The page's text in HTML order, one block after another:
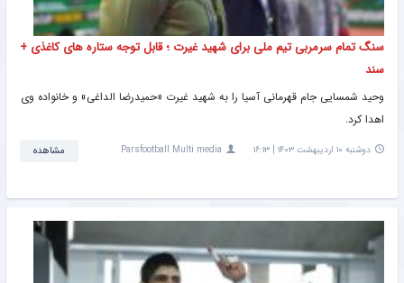
سنگ تمام سرمربی تیم ملی برای شهید غیرت ؛ قابل توجه ستاره های کاغذی +
سند
وحید شمسایی جام قهرمانی آسیا را به شهید غیرت «حمیدرضا الداغی» و خانواده وی
اهدا کرد.
دوشنبه ۱۰ اردیبهشت ۱۴۰۳ | ۱۶:۱۳ Parsfootball Multi media مشاهده